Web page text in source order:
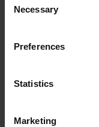
Selection
Necessary
Preferences
Statistics
Marketing